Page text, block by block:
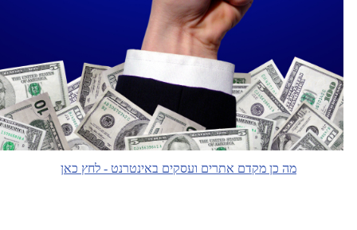
מה כן מקדם אתרים ועסקים באינטרנט - לחץ כאן